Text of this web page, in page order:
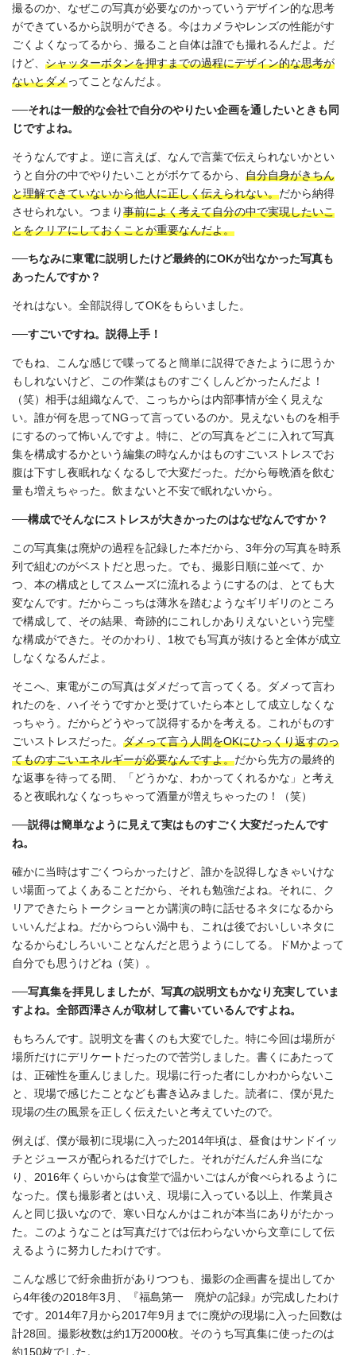
撮るのか、なぜこの写真が必要なのかっていうデザイン的な思考
ができているから説明ができる。今はカメラやレンズの性能がす
ごくよくなってるから、撮ること自体は誰でも撮れるんだよ。だ
けど、 シャッターボタンを押すまでの過程にデザイン的な思考が
ないとダメってことなんだよ。
──それは一般的な会社で自分のやりたい企画を通したいときも同
じですよね。
そうなんですよ。逆に言えば、なんで言葉で伝えられないかとい
うと自分の中でやりたいことがボケてるから、 自分自身がきちん
と理解できていないから他人に正しく伝えられない。だから納得
させられない。つまり事前によく考えて自分の中で実現したいこ
とをクリアにしておくことが重要なんだよ。
──ちなみに東電に説明したけど最終的にOKが出なかった写真も
あったんですか？
それはない。全部説得してOKをもらいました。
──すごいですね。説得上手！
でもね、こんな感じで喋ってると簡単に説得できたように思うか
もしれないけど、この作業はものすごくしんどかったんだよ！
（笑）相手は組織なんで、こっちからは内部事情が全く見えな
い。誰が何を思ってNGって言っているのか。見えないものを相手
にするのって怖いんですよ。特に、どの写真をどこに入れて写真
集を構成するかという編集の時なんかはものすごいストレスでお
腹は下すし夜眠れなくなるしで大変だった。だから毎晩酒を飲む
量も増えちゃった。飲まないと不安で眠れないから。
──構成でそんなにストレスが大きかったのはなぜなんですか？
この写真集は廃炉の過程を記録した本だから、3年分の写真を時系
列で組むのがベストだと思った。でも、撮影日順に並べて、か
つ、本の構成としてスムーズに流れるようにするのは、とても大
変なんです。だからこっちは薄氷を踏むようなギリギリのところ
で構成して、その結果、奇跡的にこれしかありえないという完璧
な構成ができた。そのかわり、1枚でも写真が抜けると全体が成立
しなくなるんだよ。
そこへ、東電がこの写真はダメだって言ってくる。ダメって言わ
れたのを、ハイそうですかと受けていたら本として成立しなくな
っちゃう。だからどうやって説得するかを考える。これがものす
ごいストレスだった。 ダメって言う人間をOKにひっくり返すのっ
てものすごいエネルギーが必要なんですよ。だから先方の最終的
な返事を待ってる間、「どうかな、わかってくれるかな」と考え
ると夜眠れなくなっちゃって酒量が増えちゃったの！（笑）
──説得は簡単なように見えて実はものすごく大変だったんです
ね。
確かに当時はすごくつらかったけど、誰かを説得しなきゃいけな
い場面ってよくあることだから、それも勉強だよね。それに、ク
リアできたらトークショーとか講演の時に話せるネタになるから
いいんだよね。だからつらい渦中も、これは後でおいしいネタに
なるからむしろいいことなんだと思うようにしてる。ドMかよって
自分でも思うけどね（笑）。
──写真集を拝見しましたが、写真の説明文もかなり充実していま
すよね。全部西澤さんが取材して書いているんですよね。
もちろんです。説明文を書くのも大変でした。特に今回は場所が
場所だけにデリケートだったので苦労しました。書くにあたって
は、正確性を重んじました。現場に行った者にしかわからないこ
と、現場で感じたことなども書き込みました。読者に、僕が見た
現場の生の風景を正しく伝えたいと考えていたので。
例えば、僕が最初に現場に入った2014年頃は、昼食はサンドイッ
チとジュースが配られるだけでした。それがだんだん弁当にな
り、2016年くらいからは食堂で温かいごはんが食べられるように
なった。僕も撮影者とはいえ、現場に入っている以上、作業員さ
んと同じ扱いなので、寒い日なんかはこれが本当にありがたかっ
た。このようなことは写真だけでは伝わらないから文章にして伝
えるように努力したわけです。
こんな感じで紆余曲折がありつつも、撮影の企画書を提出してか
ら4年後の2018年3月、『福島第一 廃炉の記録』が完成したわけ
です。2014年7月から2017年9月までに廃炉の現場に入った回数は
計28回。撮影枚数は約1万2000枚。そのうち写真集に使ったのは
約150枚でした。